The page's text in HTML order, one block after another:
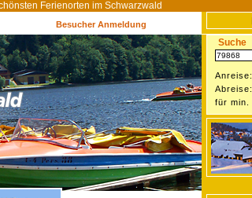
Ferienorten im Schwarzwald
Besucher Anmeldung
Suche
Anreise:
Abreise:
für min.